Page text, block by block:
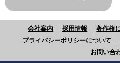
会社案内 採用情報 著作権
プライバシーポリシーについて
お問い合